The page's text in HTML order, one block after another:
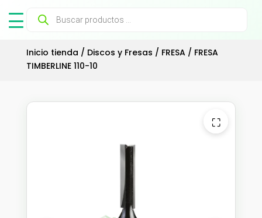
Búsqueda
productos
Inicio tienda / Discos y Fresas / FRESA/ FRESA
TIMBERLINE 110-10
⛶